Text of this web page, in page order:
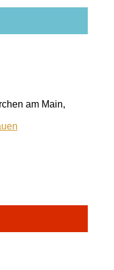
am Main,